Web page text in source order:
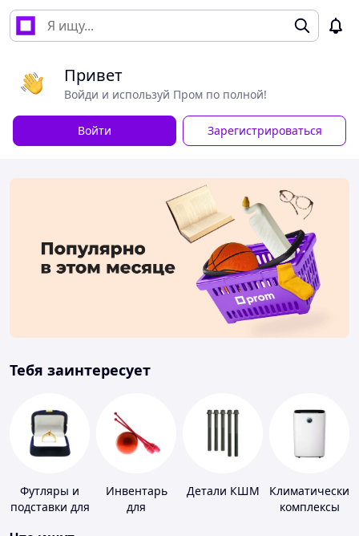
Привет
Войди и используй Пром по полной!
Войти Зарегистрироваться
Тебя заинтересует
Футляры и
подставки для
Инвентарь
для
Детали КШМ
Климатические
комплексы